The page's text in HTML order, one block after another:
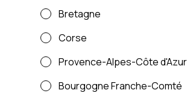
Bretagne
Corse
Provence-Alpes-Côte d'Azur
Bourgogne Franche-Comté